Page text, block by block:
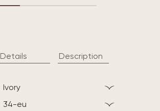
Details Description
ivory
34-eu